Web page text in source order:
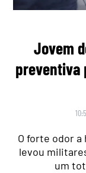
Jovem
preventiva
O forte odor
levou
um